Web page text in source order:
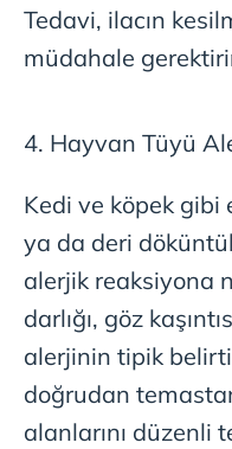
kullanılmaktadır. Diğer
reklam/pazarlama
Çerezlere ilişkin
için Ayarlar butonuna
Metnimiziziyaret
6698 sayılı Kişisel
hazırlanmış
ilgili mevzuata uygun
almak için lütfen
Tedavi, ilacın
müdahale
4. Hayvan Tüyü
Kedi ve köpek gibi
ya da deri
alerjik reaksiyona
darlığı, göz
alerjinin tipik
doğrudan
alanlarını düzenli